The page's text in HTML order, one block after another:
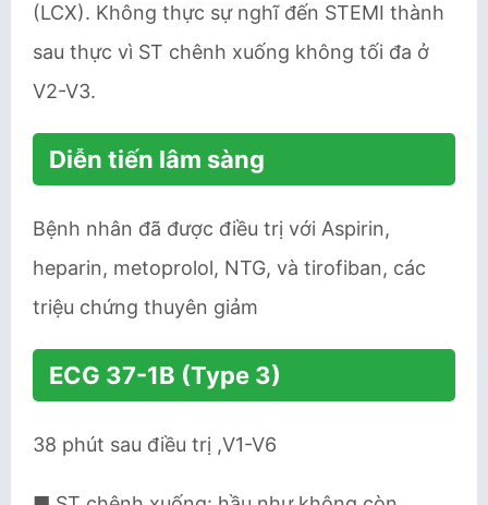
(LCX). Không thực sự nghĩ đến STEMI thành
sau thực vì ST chênh xuống không tối đa ở
V2-V3.
Diễn tiến lâm sàng
Bệnh nhân đã được điều trị với Aspirin,
heparin, metoprolol, NTG, và tirofiban, các
triệu chứng thuyên giảm
ECG 37-1B (Type 3)
38 phút sau điều trị ,V1-V6